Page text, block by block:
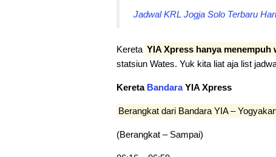
Jadwal KRL Jogja Solo Terbaru
Kereta YIA Xpress hanya menempuh
statsiun Wates. Yuk kita liat aja list
Kereta BandaraYIA Xpress
Berangkat dari Bandara YIA –
(Berangkat – Sampai)